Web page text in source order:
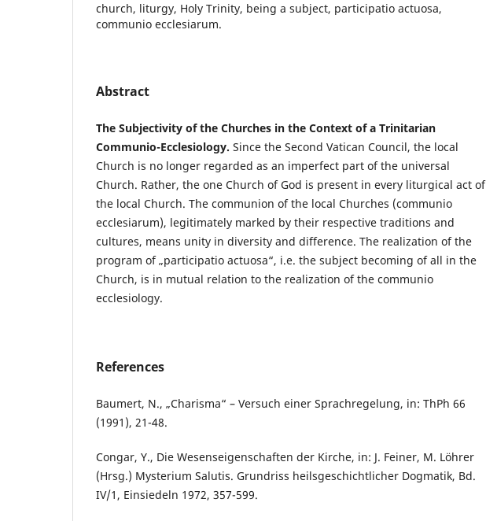
church, liturgy, Holy Trinity, being a subject, participatio actuosa,
communio ecclesiarum.
Abstract
The Subjectivity of the Churches in the Context of a Trinitarian
Communio-Ecclesiology. Since the Second Vatican Council, the local
Church is no longer regarded as an imperfect part of the universal
Church. Rather, the one Church of God is present in every liturgical act of
the local Church. The communion of the local Churches (communio
ecclesiarum), legitimately marked by their respective traditions and
cultures, means unity in diversity and difference. The realization of the
program of „participatio actuosa“, i.e. the subject becoming of all in the
Church, is in mutual relation to the realization of the communio
ecclesiology.
References
Baumert, N., „Charisma“ – Versuch einer Sprachregelung, in: ThPh 66
(1991), 21-48.
Congar, Y., Die Wesenseigenschaften der Kirche, in: J. Feiner, M. Löhrer
(Hrsg.) Mysterium Salutis. Grundriss heilsgeschichtlicher Dogmatik, Bd.
IV/1, Einsiedeln 1972, 357-599.